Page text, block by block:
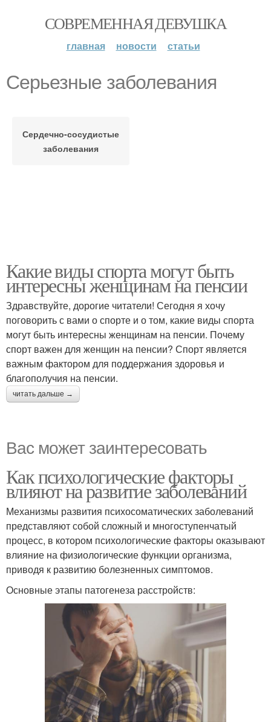
СОВРЕМЕННАЯ ДЕВУШКА
главная новости статьи
Серьезные заболевания
Сердечно-сосудистые
заболевания
Какие виды спорта могут быть
интересны женщинам на пенсии
Здравствуйте, дорогие читатели! Сегодня я хочу
поговорить с вами о спорте и о том, какие виды спорта
могут быть интересны женщинам на пенсии. Почему
спорт важен для женщин на пенсии? Спорт является
важным фактором для поддержания здоровья и
благополучия на пенсии.
читать дальше →
Вас может заинтересовать
Как психологические факторы
влияют на развитие заболеваний
Механизмы развития психосоматических заболеваний
представляют собой сложный и многоступенчатый
процесс, в котором психологические факторы оказывают
влияние на физиологические функции организма,
приводя к развитию болезненных симптомов.
Основные этапы патогенеза расстройств: